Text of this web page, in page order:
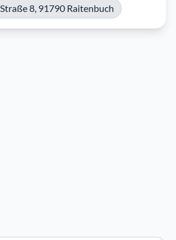
8, 91790 Raitenbuch